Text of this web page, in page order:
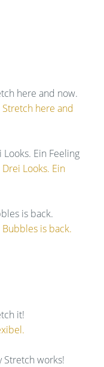
here and now.
here and
Looks. Ein Feeling
Looks. Ein
is back.
is back.
it!
Stretch works!